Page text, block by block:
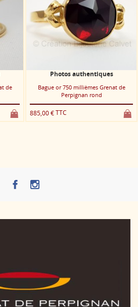
Photos authentiques
Bague or 750 millièmes Grenat de
Perpignan rond
885,00 € TTC
Bague
835,00 €